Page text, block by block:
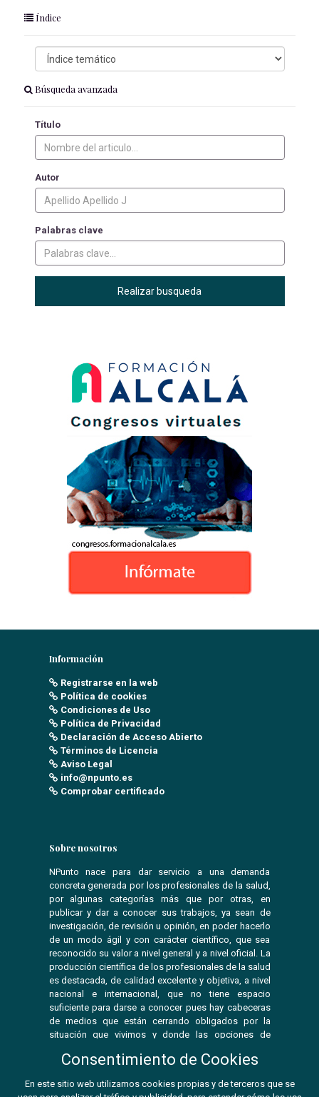
Índice
Búsqueda avanzada
Título
Autor
Palabras clave
Información
Registrarse en la web
Política de cookies
Condiciones de Uso
Política de Privacidad
Declaración de Acceso Abierto
Términos de Licencia
Aviso Legal
info@npunto.es
Comprobar certificado
Sobre nosotros
NPunto nace para dar servicio a una demanda
concreta generada por los profesionales de la salud,
por algunas categorías más que por otras, en
publicar y dar a conocer sus trabajos, ya sean de
investigación, de revisión u opinión, en poder hacerlo
de un modo ágil y con carácter científico, que sea
reconocido su valor a nivel general y a nivel oficial. La
producción científica de los profesionales de la salud
es destacada, de calidad excelente y objetiva, a nivel
nacional e internacional, que no tiene espacio
suficiente para darse a conocer pues hay cabeceras
de medios que están cerrando obligados por la
situación que vivimos y donde las opciones de
Consentimiento de Cookies
En este sitio web utilizamos cookies propias y de terceros que se